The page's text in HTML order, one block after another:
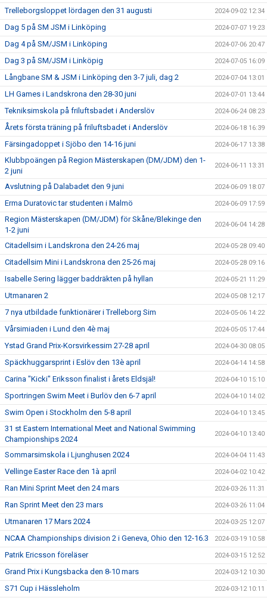
Trelleborgsloppet lördagen den 31 augusti 2024-09-02 12:34
Dag 5 på SM JSM i Linköping 2024-07-07 19:23
Dag 4 på SM/JSM i Linköping 2024-07-06 20:47
Dag 3 på SM/JSM i Linköpig 2024-07-05 16:09
Långbane SM & JSM i Linköping den 3-7 juli, dag 2 2024-07-04 13:01
LH Games i Landskrona den 28-30 juni 2024-07-01 13:44
Tekniksimskola på friluftsbadet i Anderslöv 2024-06-24 08:23
Årets första träning på friluftsbadet i Anderslöv 2024-06-18 16:39
Färsingadoppet i Sjöbo den 14-16 juni 2024-06-17 13:38
Klubbpoängen på Region Mästerskapen (DM/JDM) den 1-
2 juni
2024-06-11 13:31
Avslutning på Dalabadet den 9 juni 2024-06-09 18:07
Erma Duratovic tar studenten i Malmö 2024-06-09 17:59
Region Mästerskapen (DM/JDM) för Skåne/Blekinge den
1-2 juni
2024-06-04 14:28
Citadellsim i Landskrona den 24-26 maj 2024-05-28 09:40
Citadellsim Mini i Landskrona den 25-26 maj 2024-05-28 09:16
Isabelle Sering lägger baddräkten på hyllan 2024-05-21 11:29
Utmanaren 2 2024-05-08 12:17
7 nya utbildade funktionärer i Trelleborg Sim 2024-05-06 14:22
Vårsimiaden i Lund den 4è maj 2024-05-05 17:44
Ystad Grand Prix-Korsvirkessim 27-28 april 2024-04-30 08:05
Späckhuggarsprint i Eslöv den 13è april 2024-04-14 14:58
Carina "Kicki" Eriksson finalist i årets Eldsjäl! 2024-04-10 15:10
Sportringen Swim Meet i Burlöv den 6-7 april 2024-04-10 14:02
Swim Open i Stockholm den 5-8 april 2024-04-10 13:45
31 st Eastern International Meet and National Swimming
Championships 2024
2024-04-10 13:40
Sommarsimskola i Ljunghusen 2024 2024-04-04 11:43
Vellinge Easter Race den 1à april 2024-04-02 10:42
Ran Mini Sprint Meet den 24 mars 2024-03-26 11:31
Ran Sprint Meet den 23 mars 2024-03-26 11:04
Utmanaren 17 Mars 2024 2024-03-25 12:07
NCAA Championships division 2 i Geneva, Ohio den 12-16.3 2024-03-19 10:58
Patrik Ericsson föreläser 2024-03-15 12:52
Grand Prix i Kungsbacka den 8-10 mars 2024-03-12 10:30
S71 Cup i Hässleholm 2024-03-12 10:11